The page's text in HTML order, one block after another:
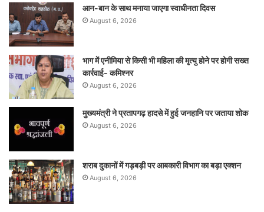
आन-बान के साथ मनाया जाएगा स्वाधीनता दिवस
August 6, 2026
भाग में एनीमिया से किसी भी महिला की मृत्यु होने पर होगी सख्त
कार्रवाई- कमिश्नर
August 6, 2026
मुख्यमंत्री ने प्रतापगढ़ हादसे में हुई जनहानि पर जताया शोक
August 6, 2026
शराब दुकानों में गड़बड़ी पर आबकारी विभाग का बड़ा एक्शन
August 6, 2026